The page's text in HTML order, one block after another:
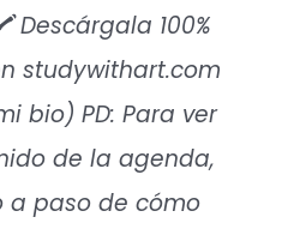
Descárgala 100%
studywithart.com
bio) PD: Para ver
de la agenda,
a paso de cómo